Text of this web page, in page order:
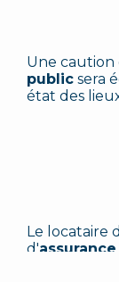
Une caution
public sera
état des
Le locataire
d'